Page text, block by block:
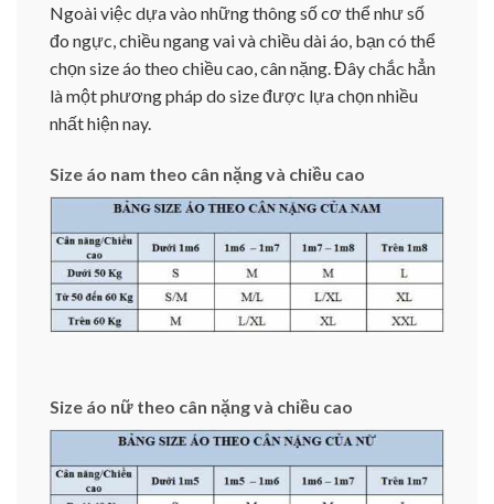
Ngoài việc dựa vào những thông số cơ thể như số
đo ngực, chiều ngang vai và chiều dài áo, bạn có thể
chọn size áo theo chiều cao, cân nặng. Đây chắc hẳn
là một phương pháp do size được lựa chọn nhiều
nhất hiện nay.
Size áo nam theo cân nặng và chiều cao
Size áo nữ theo cân nặng và chiều cao